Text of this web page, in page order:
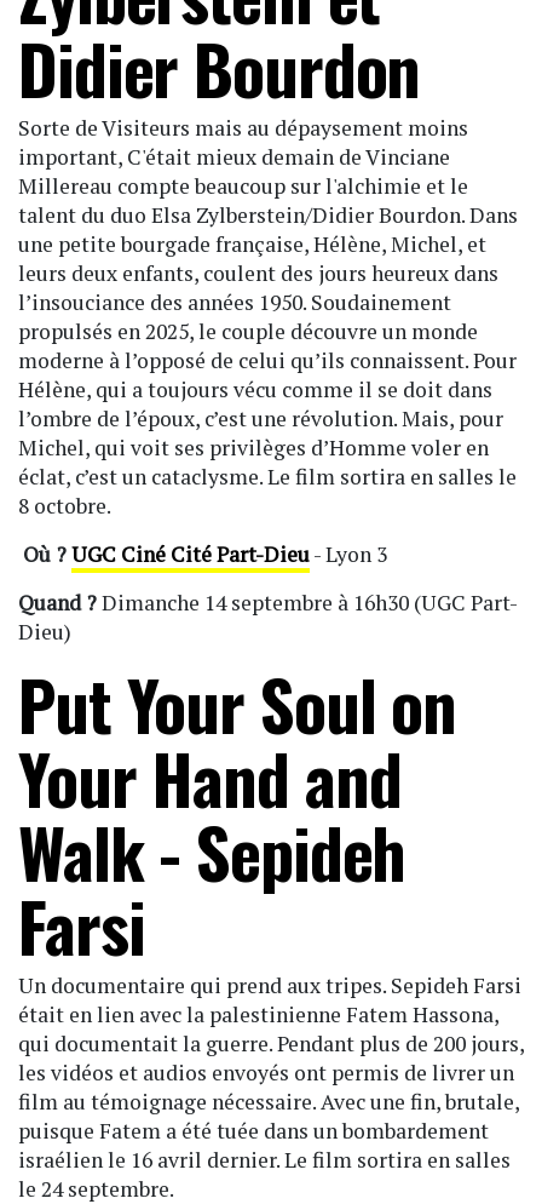
Didier Bourdon
Sorte de Visiteurs mais au dépaysement moins
important, C'était mieux demain de Vinciane
Millereau compte beaucoup sur l'alchimie et le
talent du duo Elsa Zylberstein/Didier Bourdon. Dans
une petite bourgade française, Hélène, Michel, et
leurs deux enfants, coulent des jours heureux dans
l’insouciance des années 1950. Soudainement
propulsés en 2025, le couple découvre un monde
moderne à l’opposé de celui qu’ils connaissent. Pour
Hélène, qui a toujours vécu comme il se doit dans
l’ombre de l’époux, c’est une révolution. Mais, pour
Michel, qui voit ses privilèges d’Homme voler en
éclat, c’est un cataclysme. Le film sortira en salles le
8 octobre.
Où ?UGC Ciné Cité Part-Dieu- Lyon 3
Quand ?Dimanche 14 septembre à 16h30 (UGC Part-
Dieu)
Put Your Soul on
Your Hand and
Walk - Sepideh
Farsi
Un documentaire qui prend aux tripes. Sepideh Farsi
était en lien avec la palestinienne Fatem Hassona,
qui documentait la guerre. Pendant plus de 200 jours,
les vidéos et audios envoyés ont permis de livrer un
film au témoignage nécessaire. Avec une fin, brutale,
puisque Fatem a été tuée dans un bombardement
israélien le 16 avril dernier. Le film sortira en salles
le 24 septembre.